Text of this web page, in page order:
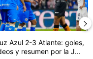
Azul 2-3 Atlante: goles,
y resumen por la J...